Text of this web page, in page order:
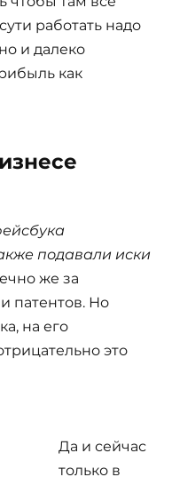
работать надо
и далеко
как
подавали иски
же за
патентов. Но
на его
это
Да и сейчас
только в